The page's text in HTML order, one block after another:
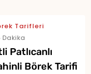
Tarifleri
Dakika
Patlıcanlı
Börek Tarifi